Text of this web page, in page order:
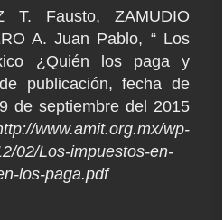
T. Fausto, ZAMUDIO
A. Juan Pablo, “ Los
¿Quién los paga y
publicación, fecha de
de septiembre del 2015
www.amit.org.mx/wp-
02/Los-impuestos-en-
los-paga.pdf